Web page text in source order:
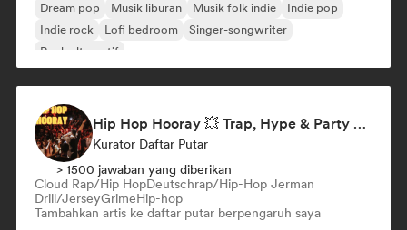
Dream pop Musik liburan Musik folk indie
Indie pop
Indie rock
Lofi bedroom
Singer-songwriter
Rock alternatif
Hip Hop Hooray 💥 Trap, Hype & Party Rap Bangers
Kurator Daftar Putar
> 1500 jawaban yang diberikan
Cloud Rap/Hip HopDeutschrap/Hip-Hop Jerman
Drill/JerseyGrimeHip-hop
Tambahkan artis ke daftar putar berpengaruh saya